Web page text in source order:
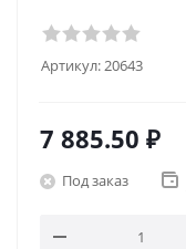
Артикул:20643
7 885.50 ₽
Под заказ